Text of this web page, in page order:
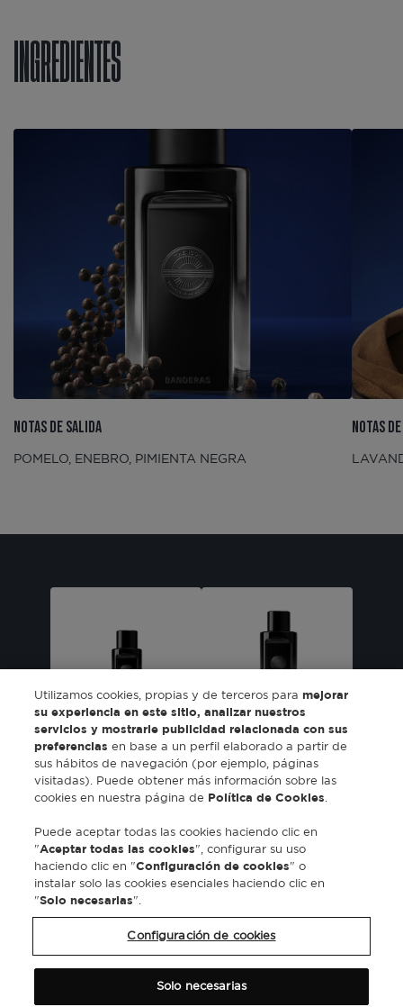
INGREDIENTES
NOTAS DE SALIDA
POMELO, ENEBRO, PIMIENTA NEGRA
NOTAS
Eau de Parfum
spray 50ml
COMPRAR
Eau de Parfum
spray 100ml
COMPRAR
Utilizamos cookies, propias y de terceros para mejorar
su experiencia en este sitio, analizar nuestros
servicios y mostrarle publicidad relacionada con sus
preferencias en base a un perfil elaborado a partir de
sus hábitos de navegación (por ejemplo, páginas
visitadas). Puede obtener más información sobre las
cookies en nuestra página de
Política de Cookies.
Puede aceptar todas las cookies haciendo clic en
"Aceptar todas las cookies", configurar su uso
haciendo clic en "Configuración de cookies" o
instalar solo las cookies esenciales haciendo clic en
"Solo necesarias".
Configuración de cookies
Solo necesarias